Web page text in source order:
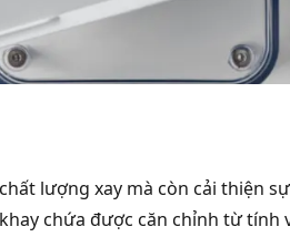
lượng xay mà còn cải thiện
chứa được căn chỉnh từ tính